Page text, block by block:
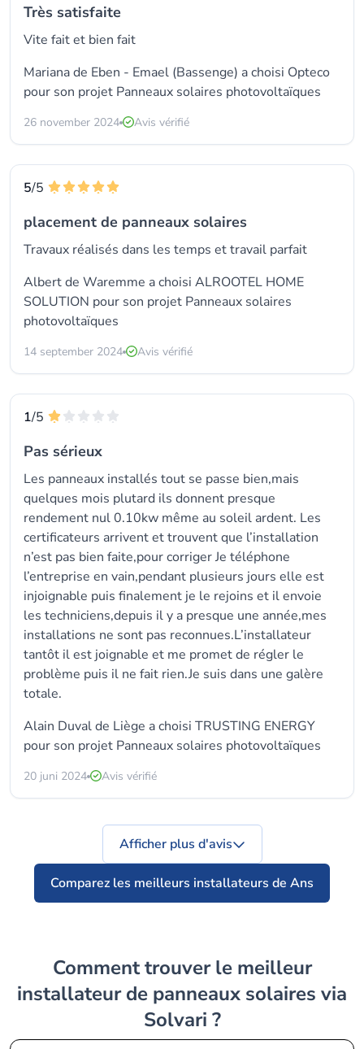
Très satisfaite
Vite fait et bien fait
Mariana de Eben - Emael (Bassenge) a choisi Opteco
pour son projet Panneaux solaires photovoltaïques
26 november 2024 Avis vérifié
5/5
placement de panneaux solaires
Travaux réalisés dans les temps et travail parfait
Albert de Waremme a choisi ALROOTEL HOME
SOLUTION pour son projet Panneaux solaires
photovoltaïques
14 september 2024 Avis vérifié
1/5
Pas sérieux
Les panneaux installés tout se passe bien,mais
quelques mois plutard ils donnent presque
rendement nul 0.10kw même au soleil ardent. Les
certificateurs arrivent et trouvent que l’installation
n’est pas bien faite,pour corriger Je téléphone
l’entreprise en vain,pendant plusieurs jours elle est
injoignable puis finalement je le rejoins et il envoie
les techniciens,depuis il y a presque une année,mes
installations ne sont pas reconnues.L’installateur
tantôt il est joignable et me promet de régler le
problème puis il ne fait rien.Je suis dans une galère
totale.
Alain Duval de Liège a choisi TRUSTING ENERGY
pour son projet Panneaux solaires photovoltaïques
20 juni 2024 Avis vérifié
Comparez les meilleurs installateurs de Ans
Afficher plus d'avis
Comment trouver le meilleur
installateur de panneaux solaires via
Solvari ?